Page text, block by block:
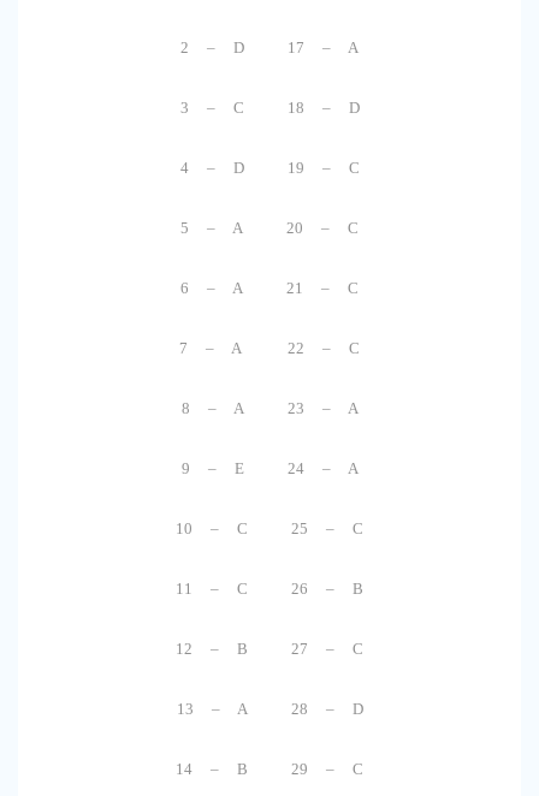
2 – D 17 – A
3 – C 18 – D
4 – D 19 – C
5 – A 20 – C
6 – A 21 – C
7 – A 22 – C
8 – A 23 – A
9 – E 24 – A
10 – C 25 – C
11 – C 26 – B
12 – B 27 – C
13 – A 28 – D
14 – B 29 – C